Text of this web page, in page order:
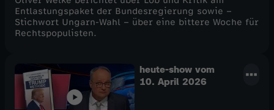
Entlastungspaket der Bundesregierung sowie –
Stichwort Ungarn-Wahl – über eine bittere Woche für
Rechtspopulisten.
heute-show vom
10. April 2026